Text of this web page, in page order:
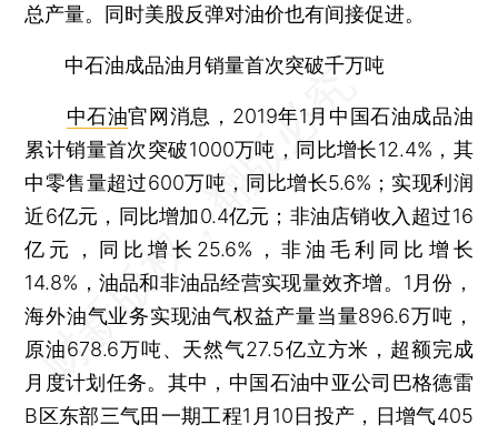
总产量。同时美股反弹对油价也有间接促进。
中石油成品油月销量首次突破千万吨
中石油官网消息，2019年1月中国石油成品油
累计销量首次突破1000万吨，同比增长12.4%，其
中零售量超过600万吨，同比增长5.6%；实现利润
近6亿元，同比增加0.4亿元；非油店销收入超过16
亿元，同比增长25.6%，非油毛利同比增长
14.8%，油品和非油品经营实现量效齐增。1月份，
海外油气业务实现油气权益产量当量896.6万吨，
原油678.6万吨、天然气27.5亿立方米，超额完成
月度计划任务。其中，中国石油中亚公司巴格德雷
B区东部三气田一期工程1月10日投产，日增气405